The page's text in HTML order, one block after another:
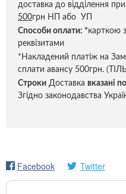
доставка до відділення
500грн НП або УП
Способи оплати: *карткою
реквізитами
*Накладений платіж на
сплати авансу 500грн.
Строки Доставка вказані
Згідно законодавства
Facebook Twitter